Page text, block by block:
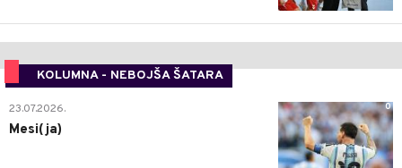
KOLUMNA - NEBOJŠA ŠATARA
0
23.07.2026.
Mesi(ja)